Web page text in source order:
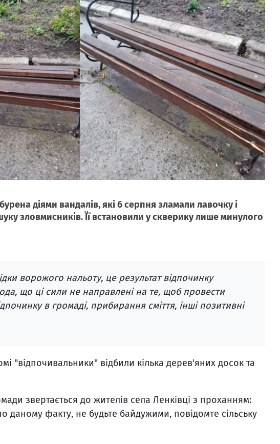
діями вандалів, які 6 серпня зламали лавочку і
зловмисників. Її встановили у скверику лише минулого
ворожого нальоту, це результат відпочинку
що ці сили не направлені на те, щоб провести
в громаді, прибирання сміття, інші позитивні
"відпочивальники" відбили кілька дерев'яних досок та
звертається до жителів села Ленківці з проханням:
даному факту, не будьте байдужими, повідомте сільську